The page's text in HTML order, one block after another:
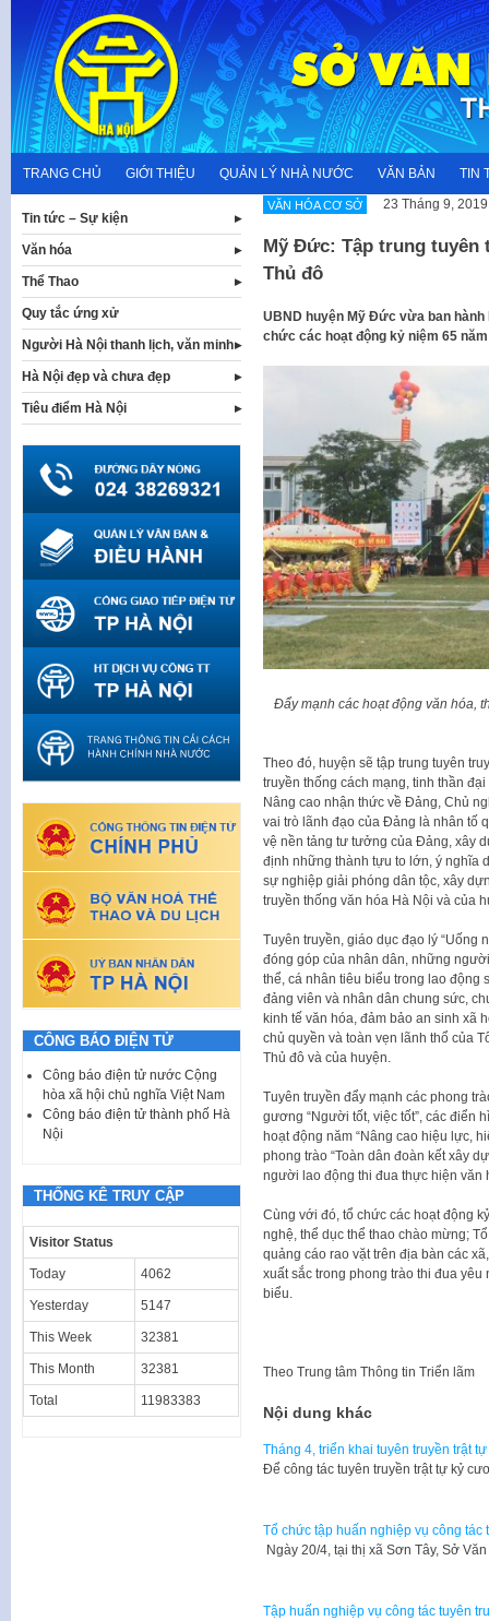
content
TRANG CHỦ GIỚI THIỆU QUẢN LÝ NHÀ NƯỚC VĂN BẢN TIN
VĂN HÓA CƠ SỞ 23 Tháng 9, 2019
Mỹ Đức: Tập trung tuyên
Thủ đô
UBND huyện Mỹ Đức vừa ban
chức các hoạt động kỷ niệm 65
Đẩy mạnh các hoạt động văn hóa,
Theo đó, huyện sẽ tập trung tuyên
truyền thống cách mạng, tinh thần
Nâng cao nhận thức về Đảng, Chủ
vai trò lãnh đạo của Đảng là nhân tố
vệ nền tảng tư tưởng của Đảng, xây
định những thành tựu to lớn, ý nghĩa
sự nghiệp giải phóng dân tộc, xây
truyền thống văn hóa Hà Nội và của
Tuyên truyền, giáo dục đạo lý “Uống
đóng góp của nhân dân, những
thể, cá nhân tiêu biểu trong lao động
đảng viên và nhân dân chung sức,
kinh tế văn hóa, đảm bảo an sinh xã
chủ quyền và toàn vẹn lãnh thổ của
Thủ đô và của huyện.
Tuyên truyền đẩy mạnh các phong
gương “Người tốt, việc tốt”, các điển
hoạt động năm “Nâng cao hiệu lực,
phong trào “Toàn dân đoàn kết xây
người lao động thi đua thực hiện văn
Cùng với đó, tổ chức các hoạt động
nghệ, thể dục thể thao chào mừng;
quảng cáo rao vặt trên địa bàn các
xuất sắc trong phong trào thi đua yêu
biểu.
Theo Trung tâm Thông tin Triển lãm
Nội dung khác
Tháng 4, triển khai tuyên truyền trật
​Để công tác tuyên truyền trật tự kỷ
Tổ chức tập huấn nghiệp vụ công tác
Ngày 20/4, tại thị xã Sơn Tây, Sở
Tập huấn nghiệp vụ công tác tuyên
Tin tức – Sự kiện
Văn hóa
Thể Thao
Quy tắc ứng xử
Người Hà Nội thanh lịch, văn minh
Hà Nội đẹp và chưa đẹp
Tiêu điểm Hà Nội
CÔNG BÁO ĐIỆN TỬ
Công báo điện tử nước Cộng
hòa xã hội chủ nghĩa Việt Nam
Công báo điện tử thành phố Hà
Nội
THỐNG KÊ TRUY CẬP
Visitor Status
Today 4062
Yesterday 5147
This Week 32381
This Month 32381
Total 11983383